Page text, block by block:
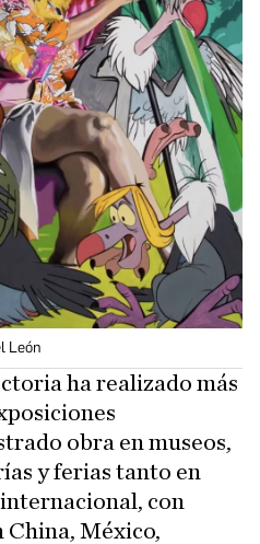
León
ha realizado más
obra en museos,
y ferias tanto en
con
China, México,